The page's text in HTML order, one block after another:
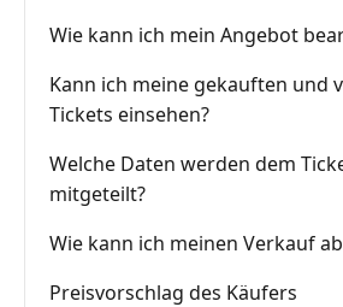
Wie kann ich mein Angebot
Kann ich meine gekauften und
Tickets einsehen?
Welche Daten werden dem
mitgeteilt?
Wie kann ich meinen Verkauf
Preisvorschlag des Käufers